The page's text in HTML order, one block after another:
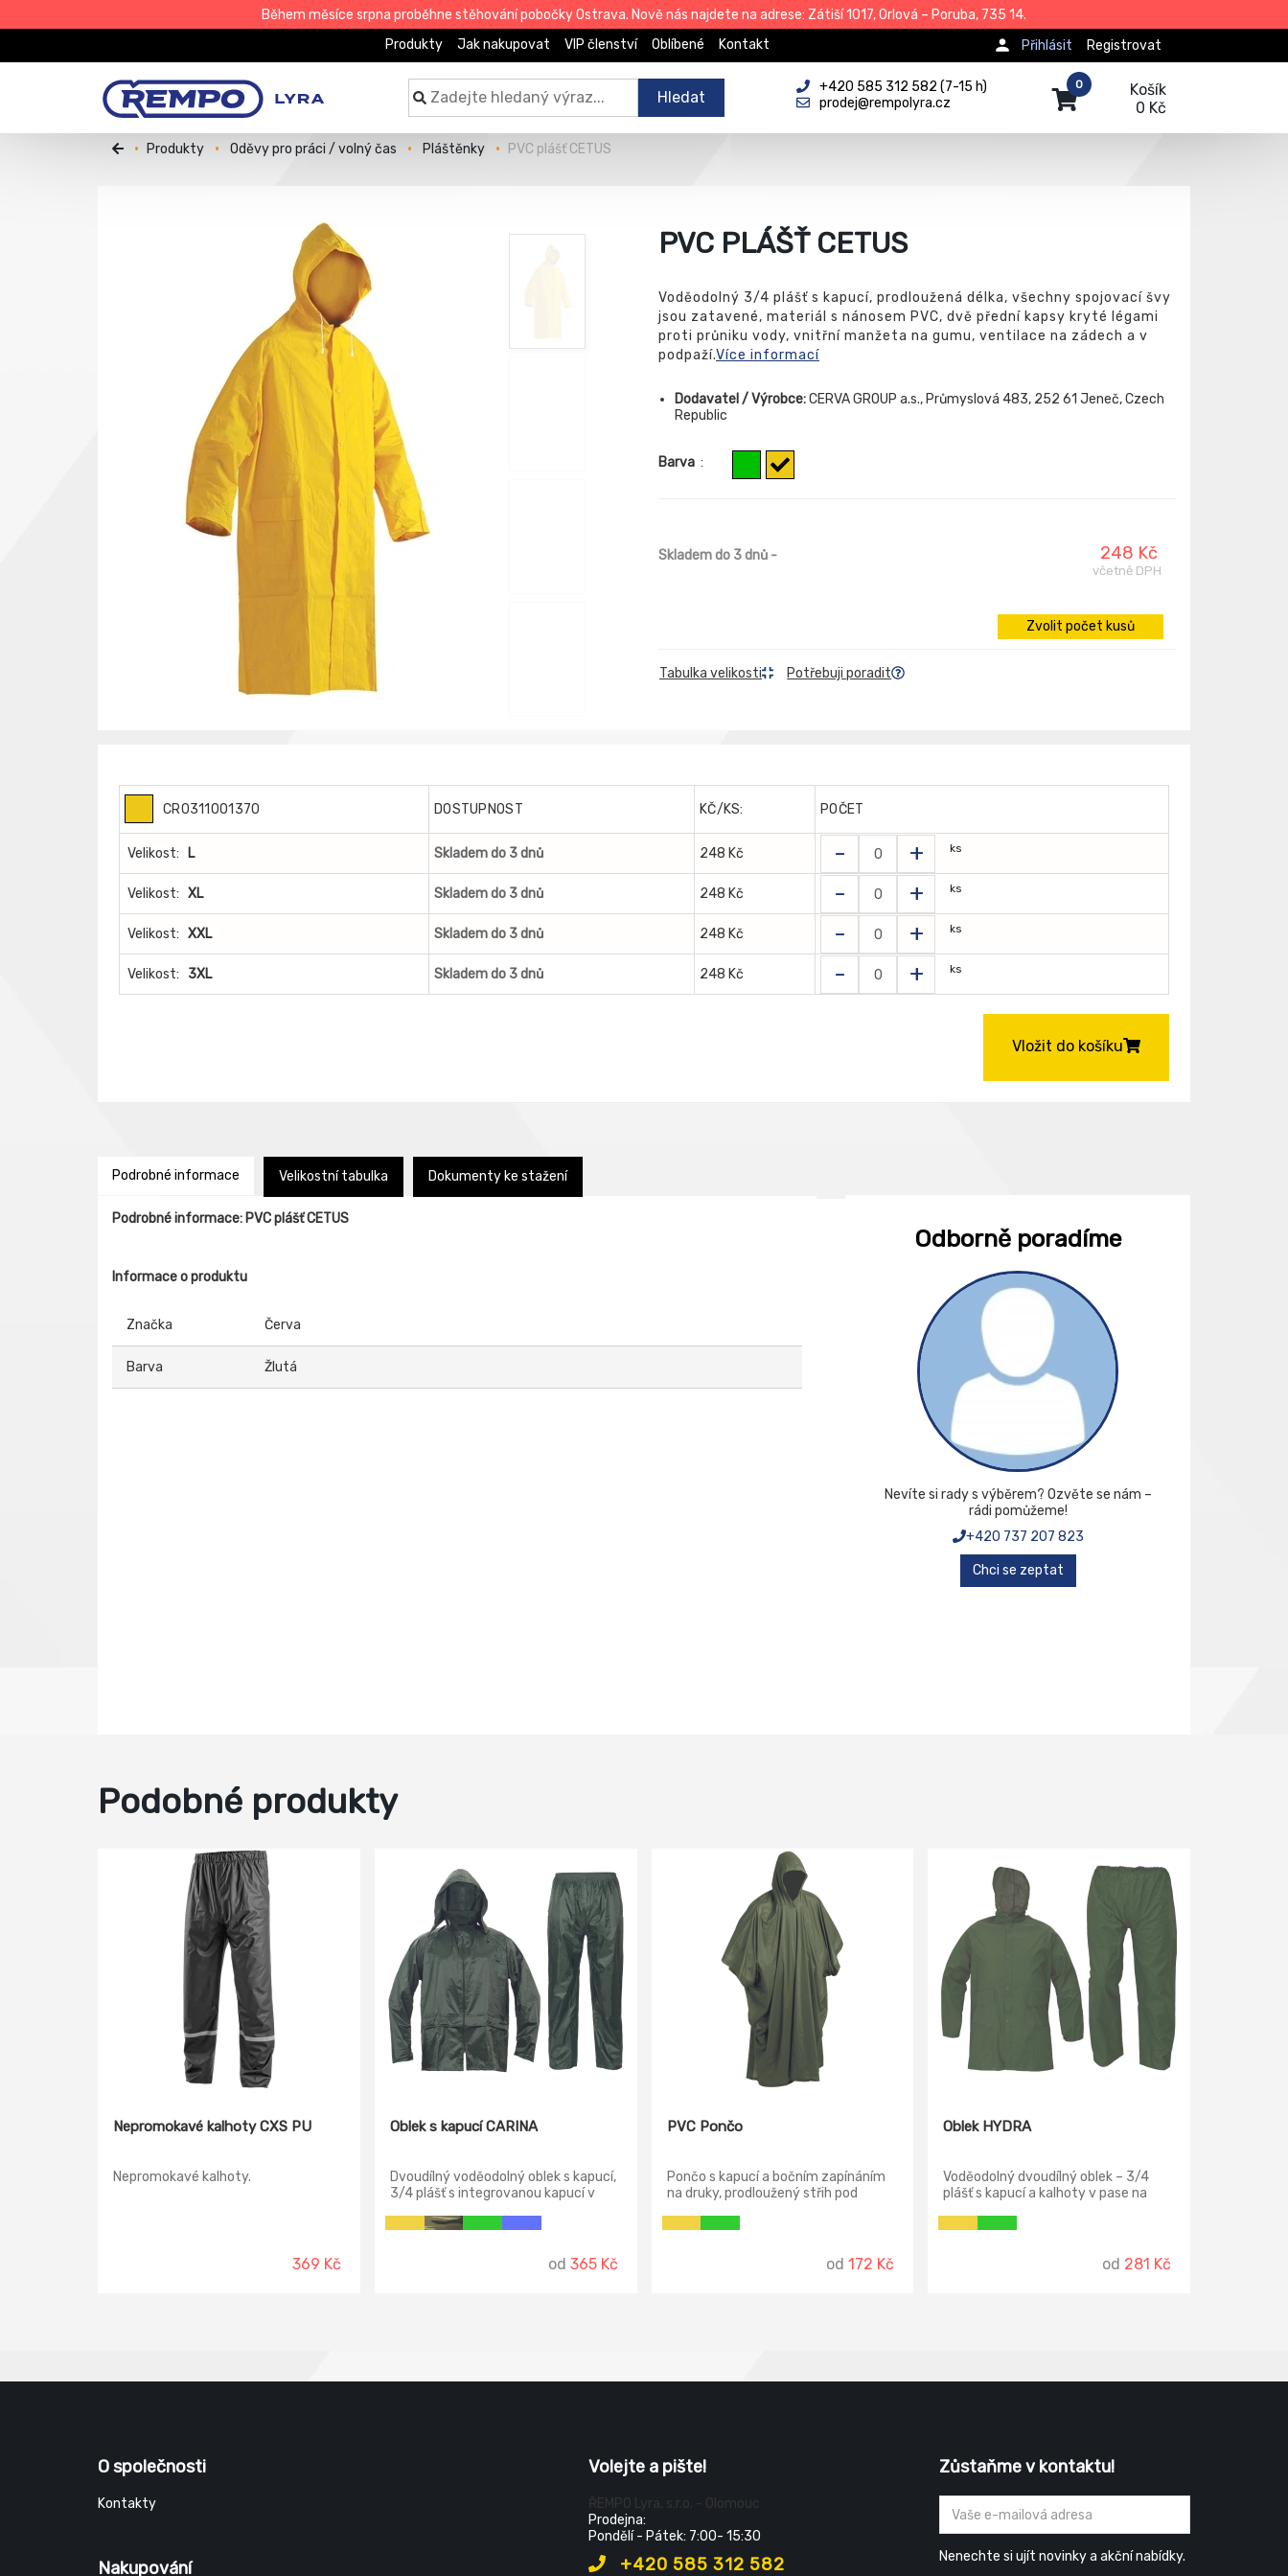
Během měsíce srpna proběhne stěhování pobočky Ostrava. Nově nás najdete na adrese: Zátiší 1017, Orlová – Poruba, 735 14.
Produkty
Jak nakupovat VIP členství Oblíbené Kontakt Registrovat
Přihlásit
Hledat
+420 585 312 582 (7-15 h)
prodej@rempolyra.cz
Košík
0 Kč
0
Produkty Oděvy pro práci / volný čas Pláštěnky PVC plášť CETUS
PVC PLÁŠŤ CETUS
Voděodolný 3/4 plášť s kapucí, prodloužená délka, všechny spojovací švy
jsou zatavené, materiál s nánosem PVC, dvě přední kapsy kryté légami
proti průniku vody, vnitřní manžeta na gumu, ventilace na zádech a v
podpaží.Více informací
Dodavatel / Výrobce:CERVA GROUP a.s., Průmyslová 483, 252 61 Jeneč, Czech
Republic
Barva :
Skladem do 3 dnů - 248 Kč
včetně DPH
Zvolit počet kusů
Tabulka velikosti Potřebuji poradit
CR0311001370 DOSTUPNOST KČ/KS: POČET
Velikost: L Skladem do 3 dnů 248 Kč - + ks
Velikost: XL Skladem do 3 dnů 248 Kč - + ks
Velikost: XXL Skladem do 3 dnů 248 Kč - + ks
Velikost: 3XL Skladem do 3 dnů 248 Kč - + ks
Vložit do košíku
Podrobné informace Velikostní tabulka Dokumenty ke stažení
Podrobné informace: PVC plášť CETUS
Informace o produktu
Značka Červa
Barva Žlutá
Odborně poradíme
Nevíte si rady s výběrem? Ozvěte se nám –
rádi pomůžeme!
+420 737 207 823
Chci se zeptat
Podobné produkty
Nepromokavé kalhoty CXS PU
Nepromokavé kalhoty.
369 Kč
Oblek s kapucí CARINA
Dvoudílný voděodolný oblek s kapucí,
3/4 plášť s integrovanou kapucí v
přední široké kapsy kryté légami proti
regulovat drukem, ventilace na
od 365 Kč
PVC Pončo
Pončo s kapucí a bočním zapínáním
na druky, prodloužený střih pod
všechny spojovací švy jsouod172 Kč
Oblek HYDRA
Voděodolný dvoudílný oblek – 3/4
plášť s kapucí a kalhoty v pase na
průniku vody, spodní část rukávů lze
regulovat drukem, ventilace na
od 281 Kč
O společnosti
Kontakty
Nakupování
Volejte a pište!
ŘEMPO Lyra, s.r.o. - Olomouc
Prodejna:
Pondělí - Pátek: 7:00- 15:30
+420 585 312 582
Zůstaňme v kontaktu!
Nenechte si ujít novinky a akční nabídky.